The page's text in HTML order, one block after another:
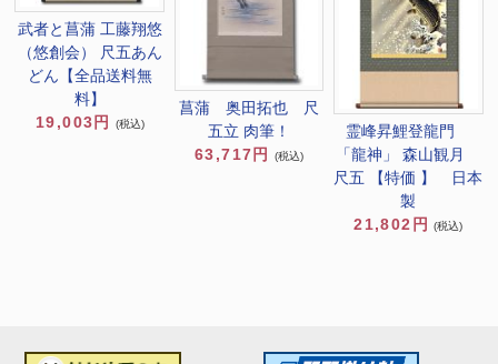
武者と菖蒲 工藤翔悠
（悠創会） 尺五あん
どん【全品送料無
料】
19,003円
(税込)
菖蒲 奥田拓也 尺
五立 肉筆！
63,717円
(税込)
霊峰昇鯉登龍門
「龍神」 森山観月
尺五 【特価 】 日本
製
21,802円
(税込)